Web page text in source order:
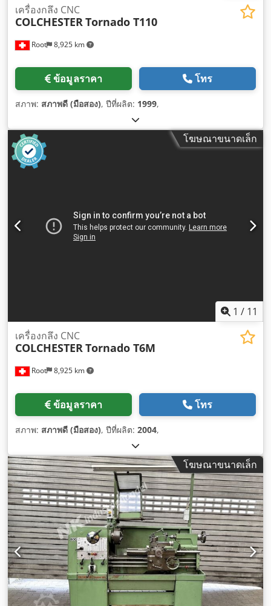
Root 8,925 km
เครื่องกลึง CNC
COLCHESTERTornado T110
ข้อมูลราคา โทร
สภาพ: สภาพดี (มือสอง), ปีที่ผลิต: 1999,
โฆษณาขนาดเล็ก
1 / 11
Root 8,925 km
เครื่องกลึง CNC
COLCHESTERTornado T6M
ข้อมูลราคา โทร
สภาพ: สภาพดี (มือสอง), ปีที่ผลิต: 2004,
โฆษณาขนาดเล็ก